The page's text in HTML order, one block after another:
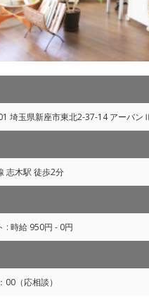
埼玉県新座市東北2-37-14 アーバ
志木駅 徒歩2分
: 時給 950円 - 0円
00（応相談）